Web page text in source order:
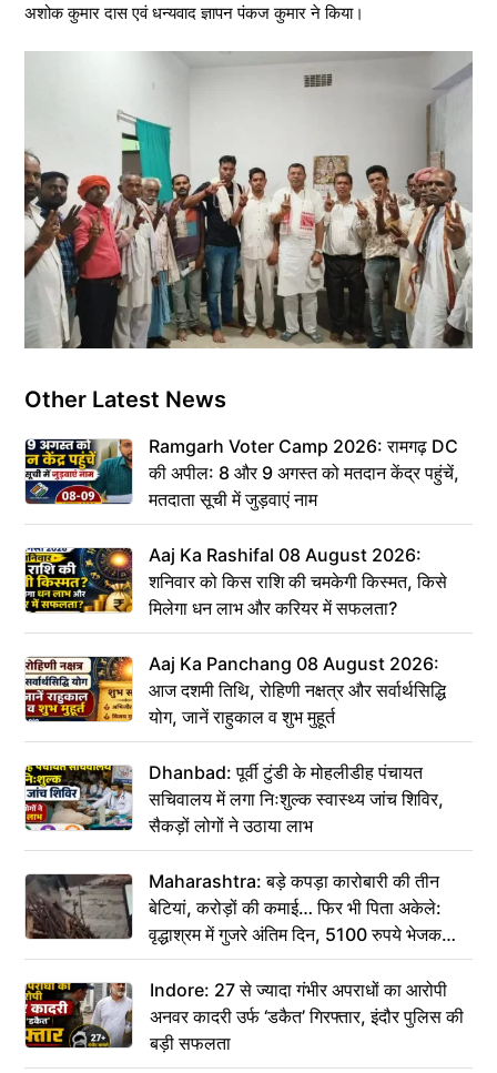
अशोक कुमार दास एवं धन्यवाद ज्ञापन पंकज कुमार ने किया।
Other Latest News
Ramgarh Voter Camp 2026: रामगढ़ DC
की अपील: 8 और 9 अगस्त को मतदान केंद्र पहुंचें,
मतदाता सूची में जुड़वाएं नाम
Aaj Ka Rashifal 08 August 2026:
शनिवार को किस राशि की चमकेगी किस्मत, किसे
मिलेगा धन लाभ और करियर में सफलता?
Aaj Ka Panchang 08 August 2026:
आज दशमी तिथि, रोहिणी नक्षत्र और सर्वार्थसिद्धि
योग, जानें राहुकाल व शुभ मुहूर्त
Dhanbad: पूर्वी टुंडी के मोहलीडीह पंचायत
सचिवालय में लगा निःशुल्क स्वास्थ्य जांच शिविर,
सैकड़ों लोगों ने उठाया लाभ
Maharashtra: बड़े कपड़ा कारोबारी की तीन
बेटियां, करोड़ों की कमाई… फिर भी पिता अकेले:
वृद्धाश्रम में गुजरे अंतिम दिन, 5100 रुपये भेजकर
कहा– अंतिम संस्कार कर दीजिए हम नहीं आ पाएंगे
Indore: 27 से ज्यादा गंभीर अपराधों का आरोपी
अनवर कादरी उर्फ ‘डकैत’ गिरफ्तार, इंदौर पुलिस की
बड़ी सफलता